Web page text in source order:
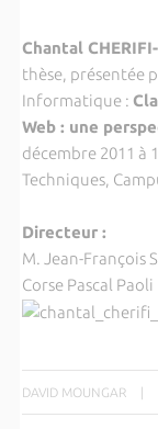
Chantal
thèse, présentée
Informatique :
Web : une
décembre 2011 à
Techniques,
Directeur :
M. Jean-François
Corse Pascal Paoli
DAVID MOUNGAR |